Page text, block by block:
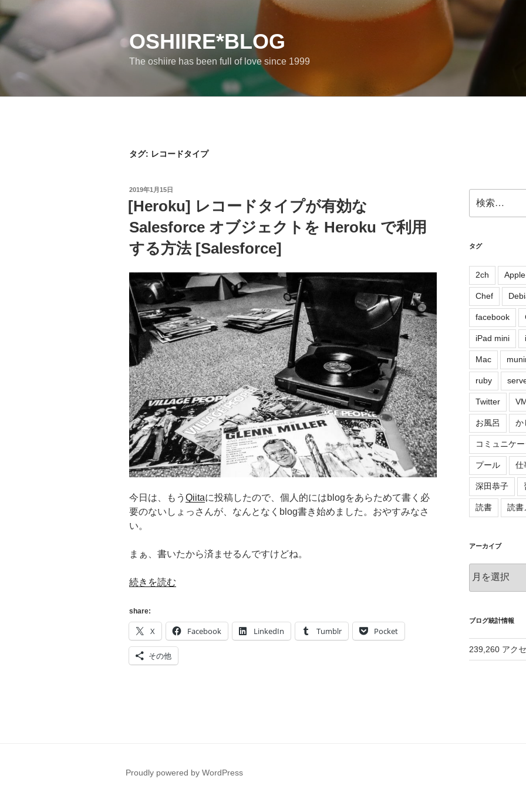
コ
ン
テ
ン
ス
OSHIIRE*BLOG
The oshiire has been full of love since 1999
タグ: レコードタイプ
投
日:
2019年1月15日
[Heroku] レコードタイプが有効な
Salesforce オブジェクトを Heroku で利用
する方法 [Salesforce]
今日は、もう Qiitaに投稿したので、個人的にはblogをあらためて書く必
要のないしょっさんが、なんとなくblog書き始めました。おやすみなさ
い。
まぁ、書いたから済ませるんですけどね。
“[Heroku]
コ
ー
ド
タ
イ
ブ
続きを読む
share:
X Facebook LinkedIn Tumblr Pocket
その他
索:
タグ
2ch Apple
Chef
facebook
iPad mini
Mac
ruby
Twitter
お風呂 か
コミュニケ
プール 仕
深田恭子
読書 読書
アーカイブ
ー
ブ
ブログ統計情報
239,260 アク
Proudly powered by WordPress